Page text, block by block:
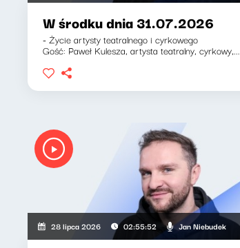
W środku dnia 31.07.2026
- Życie artysty teatralnego i cyrkowego
Gość: Paweł Kulesza, artysta teatralny, cyrkowy,...
28 lipca 2026 02:55:52 Jan Niebudek